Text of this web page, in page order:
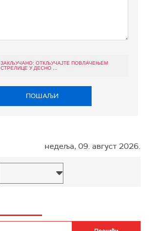
ЗАКЉУЧАНО: ОТКЉУЧАЈТЕ ПОВЛАЧЕЊЕМ
СТРЕЛИЦЕ У ДЕСНО ...
ПОШАЉИ
недеља, 09. август 2026.